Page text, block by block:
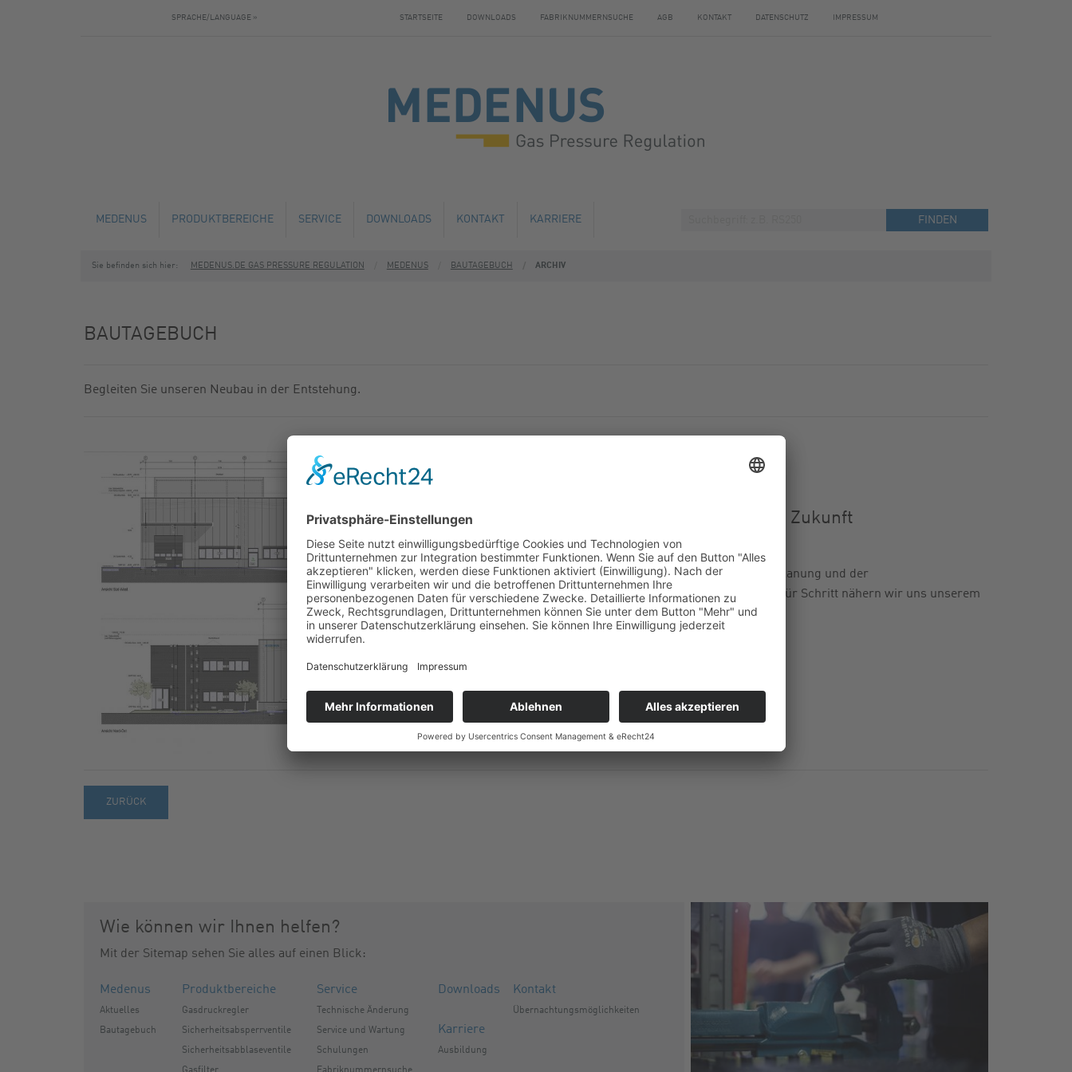
SPRACHE/LANGUAGE » STARTSEITE DOWNLOADS FABRIKNUMMERNSUCHE AGB KONTAKT DATENSCHUTZ IMPRESSUM
MEDENUS
AKTUELLES
PRODUKTBEREICHE
GASDRUCKREGLER
SICHERHEITSABBLASEVENTILE
SERVICE
TECHNISCHE ÄNDERUNG
DOWNLOADS KONTAKT
ÜBERNACHTUNGSMÖGLICHKEITEN
KARRIERE
AUSBILDUNG
Sie befinden sich hier: MEDENUS.DE GAS PRESSURE REGULATION MEDENUS BAUTAGEBUCH ARCHIV
BAUTAGEBUCH
Begleiten Sie unseren Neubau in der Entstehung.
20.000 m² Fläche für eine gute Zukunft
DETAILPLANUNG
Mittlerweile befinden wir uns in der Detailplanung und der
Ausschreibungsphase für den Bau, Schritt für Schritt nähern wir uns unserem
Neubau.
ZURÜCK
Wie können wir Ihnen helfen?
Mit der Sitemap sehen Sie alles auf einen Blick:
Medenus
Aktuelles
Bautagebuch
Produktbereiche
Gasdruckregler
Sicherheitsabsperrventile
Sicherheitsabblaseventile
Gasfilter
Service
Technische Änderung
Service und Wartung
Schulungen
Fabriknummernsuche
Downloads Kontakt
Übernachtungsmöglichkeiten
Karriere
Ausbildung